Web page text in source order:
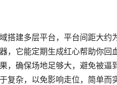
搭建多层平台，平台间距大约
，它能定期生成红心帮助你回
，确保场地足够大，避免被逼
复杂，以免影响走位，简单而